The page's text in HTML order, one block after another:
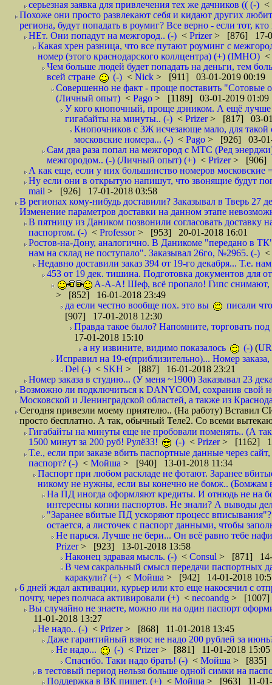
серьезная заявка для привлечения тех же дачников (( (-) <
Похоже они просто развлекают себя и кидают других
региона, будут попадать в роумиг? Все верно - если тот,
НЕт. Они попадут на межгород.. (-) < Prizer> [876] 17-
Какая хрен разница, что все путают роуминг с
номер (этого краснодарского коллцентра) (+) (IMHO) <
Чем больше людей будет попадать на деньги, тем
всей стране
(-) < Nick > [911] 03-01-2019 00:19
Совершенно не факт - проще поставить "Сотовые
(Личный опыт) < Pago > [1189] 03-01-2019 01:09
У кого кнопочный, проще дэником. А ещё лучше
гигабайты на минуты.. (-) < Prizer> [817] 03-
Кнопочников с 3Ж исчезающе мало, для такой
московские номера... (-) < Pago > [926] 03-01-
Сам два раза попал на межгород с МТС (Ред
межгородом.. (-) (Личный опыт) (+) < Prizer> [906]
А как еще, если у них большинство номеров московские
Ну если они в открытую напишут, что звонящие будут
mail > [926] 17-01-2018 03:58
В регионах кому-нибудь доставили? Заказывал в Тверь 27
Изменение параметров доставки на данном этапе
В пятницу из Даником позвонили согласовать доставку
паспортом. (-) < Professor> [953] 20-01-2018 16:01
Ростов-на-Дону, аналогично. В Даникоме "передано в
нам на склад не поступало". Заказывал 26го, №2965. (-) <
Недавно доставили заказ 394 от 19-го декабря... Т.е.
453 от 19 дек. тишина. Подготовка документов для
А-А-А! Шеф, всё пропало! Гипс снимают,
> [852] 16-01-2018 23:49
да если честно вообще пох. это вы
писали
[907] 17-01-2018 12:30
Правда такое было? Напомните, торговать
17-01-2018 15:10
а ну извините, видимо показалось
(-) (
Исправил на 19-е(приблизительно)... Номер
Del (-) < SKH > [887] 16-01-2018 23:21
Номер заказа в студию... (У меня ~1900) Заказывал 23
Возможно ли подключиться к DANYCOM, сохранив свой
Московской и Ленинградской областей, а также из
Сегодня привезли моему приятелю.. (На работу) Вставил
просто бесплатно. А так, обычный Теле2. Со всеми
Гигабайты на минуты еще не пробовали поменять.. (А
1500 минут за 200 руб! РулёЗЗ!
(-) < Prizer> [1162]
Т.е., если при заказе вбить паспортные данные через
паспорт? (-) < Мойша > [940] 13-01-2018 11:34
Паспорт при любом раскладе не фотают. Заранее
никому не нужны, если вы конечно не бомж.. (Бомжам
На ПД иногда оформляют кредиты. И отнюдь не на
интересны копии паспортов. Не знали? А выводы
"Заранее вбитые ПД ускоряют процесс
остается, а листочек с паспорт данными, чтобы
Не парься. Лучше не бери... Он всё равно тебе
Prizer> [923] 13-01-2018 13:58
Наконец здравая мысль. (-) < Consul > [871] 14-
В чем сакральный смысл передачи паспортных
каракули? (+) < Мойша > [942] 14-01-2018
6 дней ждал активации, курьер или кто еще накосячил с
почту, через полчаса активировали (+) < necoandg > [1007]
Вы случайно не знаете, можно ли на один паспорт
11-01-2018 13:27
Не надо.. (-) < Prizer> [868] 11-01-2018 13:45
Даже гарантийный взнос не надо 200 рублей за
Не надо...
(-) < Prizer> [881] 11-01-2018 15:05
Спасибо. Таки надо брать! (-) < Мойша > [835]
в тестовый период нельзя больше одной симки на
Поддержка в ВК пишет. (+) < Мойша > [963] 11-01-